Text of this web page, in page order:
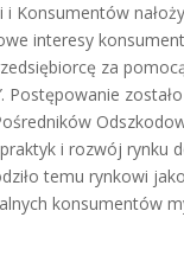
interesy
za
. Postępowanie
i rozwój rynku
temu rynkowi
konsumentów